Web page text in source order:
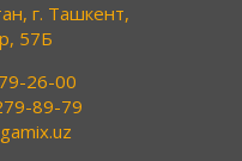
г. Ташкент,
57Б
26-00
89-79